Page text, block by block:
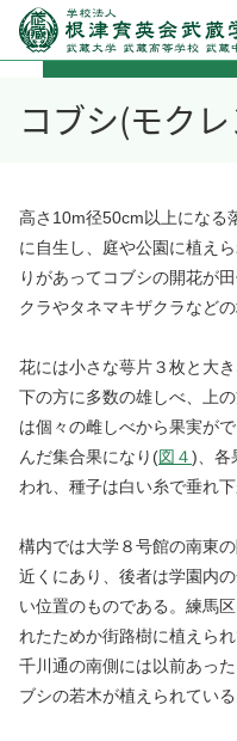
コブシ(モク
高さ10m径50cm以上になる
に自生し、庭や公園に植え
りがあってコブシの開花が
クラやタネマキザクラなどの
花には小さな萼片３枚と大
下の方に多数の雄しべ、上
は個々の雌しべから果実が
んだ集合果になり(図４)、各
われ、種子は白い糸で垂れ
構内では大学８号館の南東
近くにあり、後者は学園内
い位置のものである。練馬
れたためか街路樹に植えら
千川通の南側には以前あっ
ブシの若木が植えられている